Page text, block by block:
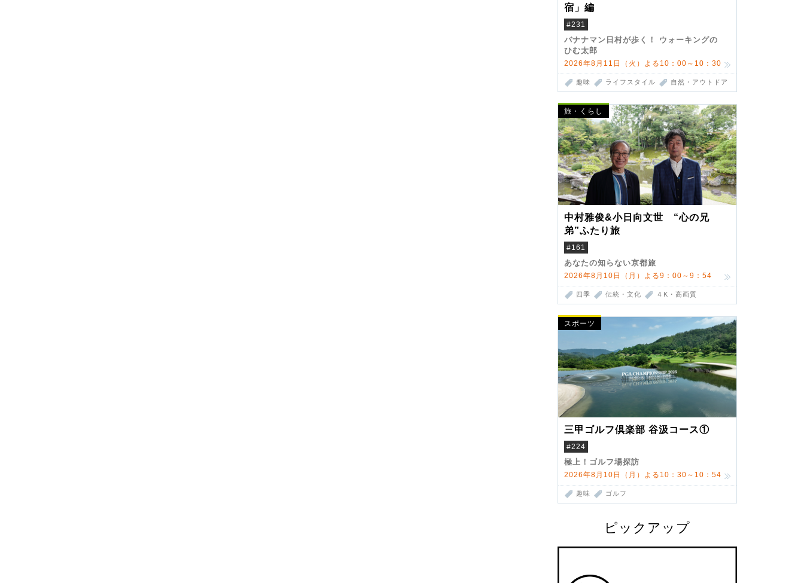
宿」編
#231
バナナマン日村が歩く！ ウォーキングの
ひむ太郎
2026年8月11日（火）よる10：00～10：30
趣味 ライフスタイル 自然・アウトドア
旅・くらし
中村雅俊&小日向文世 “心の兄
弟”ふたり旅
#161
あなたの知らない京都旅
2026年8月10日（月）よる9：00～9：54
四季 伝統・文化 ４K・高画質
スポーツ
三甲ゴルフ倶楽部 谷汲コース①
#224
極上！ゴルフ場探訪
2026年8月10日（月）よる10：30～10：54
趣味 ゴルフ
ピックアップ